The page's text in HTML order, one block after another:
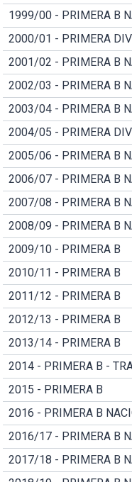
1999/00 - PRIMERA B
2000/01 - PRIMERA
2001/02 - PRIMERA B
2002/03 - PRIMERA B
2003/04 - PRIMERA B
2004/05 - PRIMERA
2005/06 - PRIMERA B
2006/07 - PRIMERA B
2007/08 - PRIMERA B
2008/09 - PRIMERA B
2009/10 - PRIMERA B
2010/11 - PRIMERA B
2011/12 - PRIMERA B
2012/13 - PRIMERA B
2013/14 - PRIMERA B
2014 - PRIMERA B -
2015 - PRIMERA B
2016 - PRIMERA B
2016/17 - PRIMERA B
2017/18 - PRIMERA B